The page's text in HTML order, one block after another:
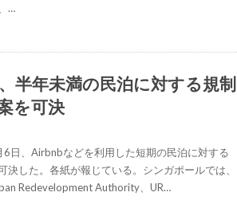
…
半年未満の民泊に対する規制
を可決
6日、Airbnbなどを利用した短期の民泊に対する
決した。各紙が報じている。シンガポールでは、
Redevelopment Authority、UR…